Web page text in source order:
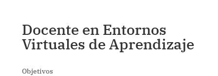
Docente en Entornos
Virtuales de Aprendizaje
Objetivos